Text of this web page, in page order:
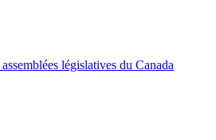
législatives du Canada